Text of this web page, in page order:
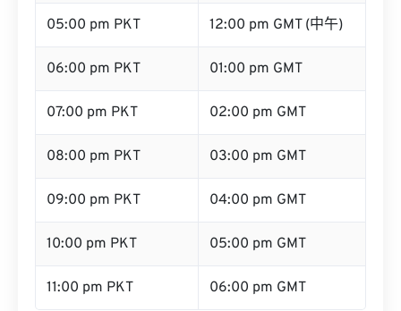
05:00 pm PKT 12:00 pm GMT (中午)
06:00 pm PKT 01:00 pm GMT
07:00 pm PKT 02:00 pm GMT
08:00 pm PKT 03:00 pm GMT
09:00 pm PKT 04:00 pm GMT
10:00 pm PKT 05:00 pm GMT
11:00 pm PKT 06:00 pm GMT